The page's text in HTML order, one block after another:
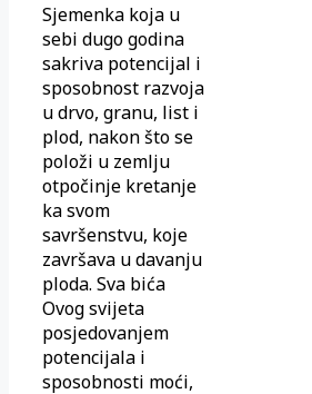
Sjemenka koja u
sebi dugo godina
sakriva potencijal i
sposobnost razvoja
u drvo, granu, list i
plod, nakon što se
položi u zemlju
otpočinje kretanje
ka svom
savršenstvu, koje
završava u davanju
ploda. Sva bića
Ovog svijeta
posjedovanjem
potencijala i
sposobnosti moći,